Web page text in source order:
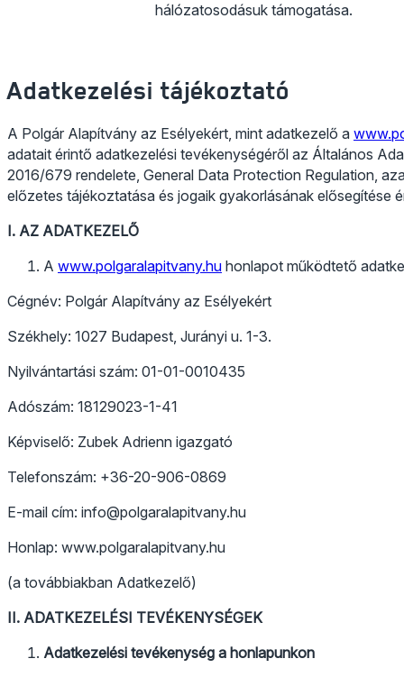
hálózatosodásuk támogatása.
Adatkezelési tájékoztató
A Polgár Alapítvány az Esélyekért, mint adatkezelő a
adatait érintő adatkezelési tevékenységéről az Általános
2016/679 rendelete, General Data Protection Regulation,
előzetes tájékoztatása és jogaik gyakorlásának elősegítése
I. AZ ADATKEZELŐ
A www.polgaralapitvany.hu honlapot működtető
Cégnév: Polgár Alapítvány az Esélyekért
Székhely: 1027 Budapest, Jurányi u. 1-3.
Nyilvántartási szám: 01-01-0010435
Adószám: 18129023-1-41
Képviselő: Zubek Adrienn igazgató
Telefonszám: +36-20-906-0869
E-mail cím: info@polgaralapitvany.hu
Honlap: www.polgaralapitvany.hu
(a továbbiakban Adatkezelő)
II. ADATKEZELÉSI TEVÉKENYSÉGEK
Adatkezelési tevékenység a honlapunkon